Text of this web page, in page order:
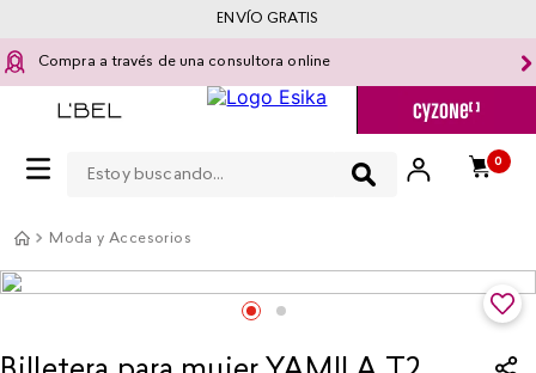
Compra a través de una consultora online
0
ENVÍO GRATIS
Moda y Accesorios